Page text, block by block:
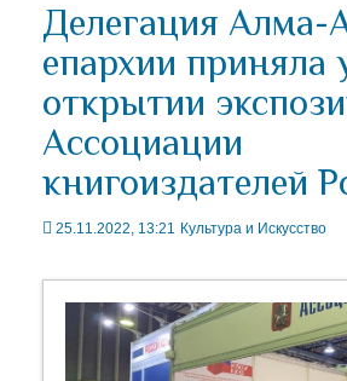
Делегация Алма-
епархии приняла
открытии
Ассоциации
книгоиздателей
25.11.2022, 13:21 Культура и Искусство